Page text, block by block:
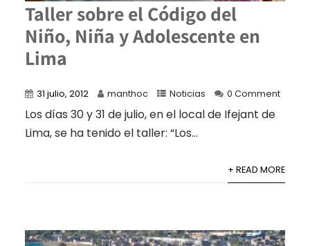
Taller sobre el Código del
Niño, Niña y Adolescente en
Lima
31 julio, 2012 manthoc Noticias 0 Comment
Los días 30 y 31 de julio, en el local de Ifejant de
Lima, se ha tenido el taller: “Los...
+ READ MORE